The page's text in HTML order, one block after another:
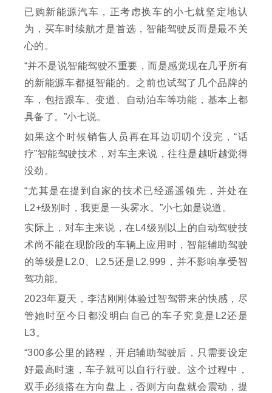
已购新能源汽车，正考虑换车的小七就坚定地认
为，买车时续航才是首选，智能驾驶反而是最不关
心的。
“并不是说智能驾驶不重要，而是感觉现在几乎所有
的新能源车都挺智能的。之前也试驾了几个品牌的
车，包括跟车、变道、自动泊车等功能，基本上都
具备了。”小七说。
如果这个时候销售人员再在耳边叨叨个没完，“话
疗”智能驾驶技术，对车主来说，往往是越听越觉得
没劲。
“尤其是在提到自家的技术已经遥遥领先，并处在
L2+级别时，我更是一头雾水。”小七如是说道。
实际上，对车主来说，在L4级别以上的自动驾驶技
术尚不能在现阶段的车辆上应用时，智能辅助驾驶
的等级是L2.0、L2.5还是L2.999，并不影响享受智
驾功能。
2023年夏天，李洁刚刚体验过智驾带来的快感，尽
管她时至今日都没明白自己的车子究竟是L2还是
L3。
“300多公里的路程，开启辅助驾驶后，只需要设定
好最高时速，车子就可以自行行驶。这个过程中，
双手必须搭在方向盘上，否则方向盘就会震动，提